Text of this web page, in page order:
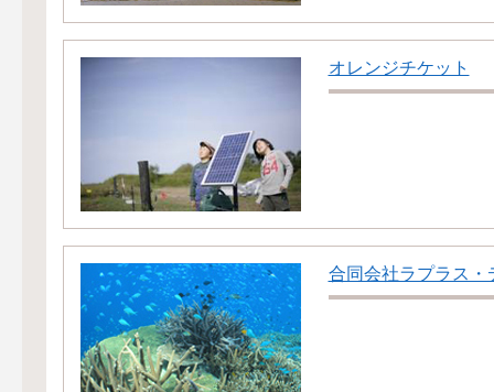
オレンジチケット
合同会社ラプラス・